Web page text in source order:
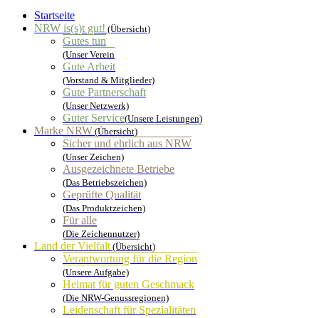
Startseite
NRW is(s)t gut! (Übersicht)
Gutes tun
(Unser Verein
Gute Arbeit
(Vorstand & Mitglieder)
Gute Partnerschaft
(Unser Netzwerk)
Guter Service(Unsere Leistungen)
Marke NRW (Übersicht)
Sicher und ehrlich aus NRW
(Unser Zeichen)
Ausgezeichnete Betriebe
(Das Betriebszeichen)
Geprüfte Qualität
(Das Produktzeichen)
Für alle
(Die Zeichennutzer)
Land der Vielfalt(Übersicht)
Verantwortung für die Region
(Unsere Aufgabe)
Heimat für guten Geschmack
(Die NRW-Genussregionen)
Leidenschaft für Spezialitäten